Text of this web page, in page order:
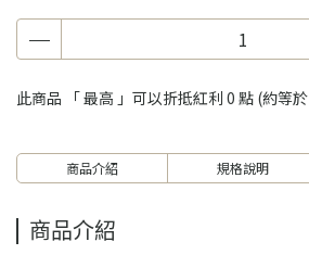
此商品 「 最高 」可以折抵紅利 0 點 (約等於
商品介紹 規格說明
商品介紹